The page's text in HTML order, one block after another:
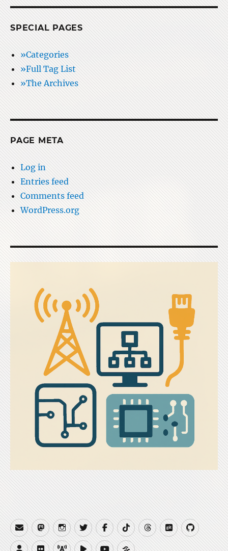
SPECIAL PAGES
»Categories
»Full Tag List
»The Archives
PAGE META
Log in
Entries feed
Comments feed
WordPress.org
EmailMastodonInstagram
TwitterFacebook
TikTokThreadsGiteaGitHub
WebsiteFlickrQRZCQPeerTubeYouTube
Buy